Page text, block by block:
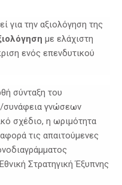
για την αξιολόγηση της
με ελάχιστη
ενός επενδυτικού
σύνταξη του
συνάφεια γνώσεων
σχέδιο, η ωριμότητα
τις απαιτούμενες
Στρατηγική Έξυπνης